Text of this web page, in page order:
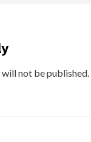
not be published.